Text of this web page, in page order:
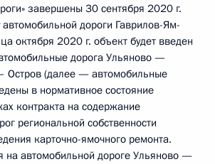
завершены 30 сентября 2020 г.
дороги Гаврилов-Ям-
октября 2020 г. объект будет введен
дорога Ульяново —
Остров (далее — автомобильные
в нормативное состояние
контракта на содержание
региональной собственности
карточно-ямочного ремонта.
на автомобильной дороге Ульяново —